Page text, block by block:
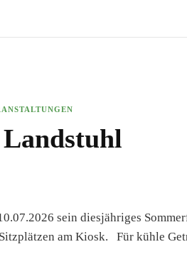
Landstuhl
sein diesjähriges
am Kiosk. Für kühle